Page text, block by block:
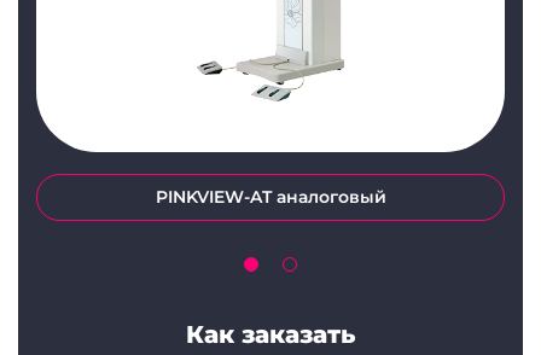
PINKVIEW-AT аналоговый
Как заказать